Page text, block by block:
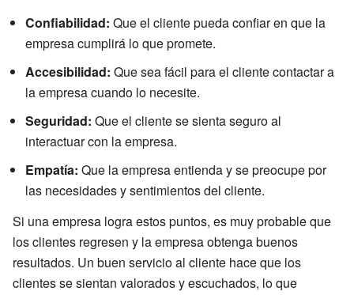
Confiabilidad: Que el cliente pueda confiar en que la
empresa cumplirá lo que promete.
Accesibilidad: Que sea fácil para el cliente contactar a
la empresa cuando lo necesite.
Seguridad: Que el cliente se sienta seguro al
interactuar con la empresa.
Empatía: Que la empresa entienda y se preocupe por
las necesidades y sentimientos del cliente.
Si una empresa logra estos puntos, es muy probable que
los clientes regresen y la empresa obtenga buenos
resultados. Un buen servicio al cliente hace que los
clientes se sientan valorados y escuchados, lo que